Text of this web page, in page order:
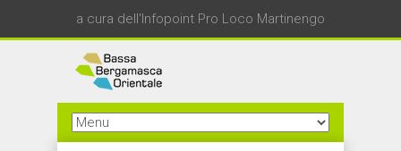
a cura dell'Infopoint Pro Loco Martinengo